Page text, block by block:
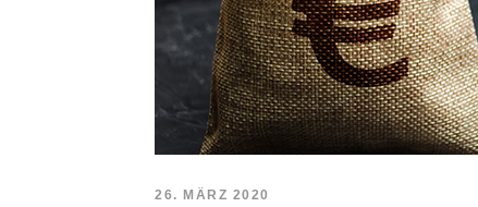
26. MÄRZ 2020